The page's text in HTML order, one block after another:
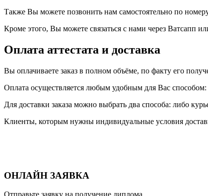
Также Вы можете позвонить нам самостоятельно по
Кроме этого, Вы можете связаться с нами через Ватсапп
Оплата аттестата и доставка
Вы оплачиваете заказ в полном объёме, по факту его
Оплата осуществляется любым удобным для Вас
Для доставки заказа можно выбрать два способа: либо
Клиенты, которым нужны индивидуальные условия
ОНЛАЙН ЗАЯВКА